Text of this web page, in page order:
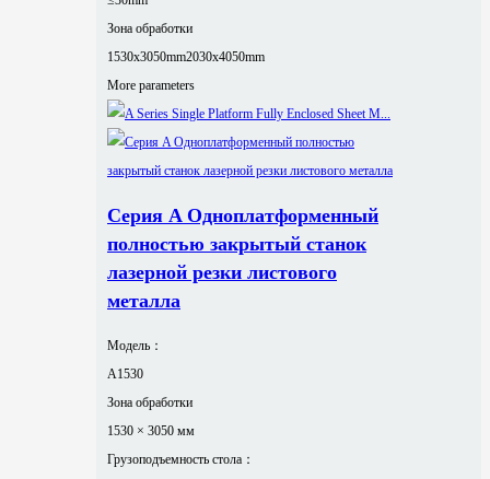
Зона обработки
1530x3050mm2030x4050mm
More parameters
Серия A Одноплатформенный
полностью закрытый станок
лазерной резки листового
металла
Модель：
A1530
Зона обработки
1530 × 3050 мм
Грузоподъемность стола：